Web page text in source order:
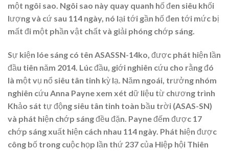
một ngôi sao. Ngôi sao này quay quanh hố đen siêu khối
lượng và cứ sau 114 ngày, nó lại tới gần hố đen tới mức bị
mất đi một phần vật chất và giải phóng chớp sáng.
Sự kiện lóe sáng có tên ASASSN-14ko, được phát hiện lần
đầu tiên năm 2014. Lúc đầu, giới nghiên cứu cho rằng đó
là một vụ nổ siêu tân tinh kỳ lạ. Năm ngoái, trưởng nhóm
nghiên cứu Anna Payne xem xét dữ liệu từ chương trình
Khảo sát tự động siêu tân tinh toàn bầu trời (ASAS-SN)
và phát hiện chớp sáng đều đặn. Payne đếm được 17
chớp sáng xuất hiện cách nhau 114 ngày. Phát hiện được
công bố trong cuộc họp lần thứ 237 của Hiệp hội Thiên